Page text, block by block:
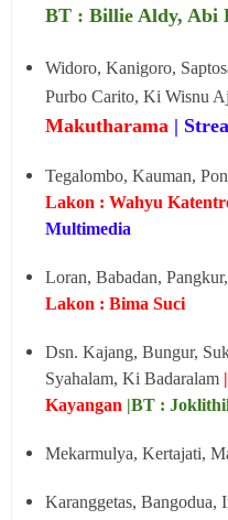
BT : Billie Aldy, Abi
Widoro, Kanigoro,
Purbo Carito, Ki Wisnu
Makutharama |
Tegalombo, Kauman,
Lakon : Wahyu
Multimedia
Loran, Babadan,
Lakon : Bima Suci
Dsn. Kajang, Bungur,
Syahalam, Ki Badaralam
Kayangan |BT :
Mekarmulya, Kertajati,
Karanggetas, Bangodua,